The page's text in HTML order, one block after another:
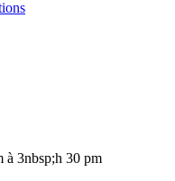
à 3nbsp;h 30 pm